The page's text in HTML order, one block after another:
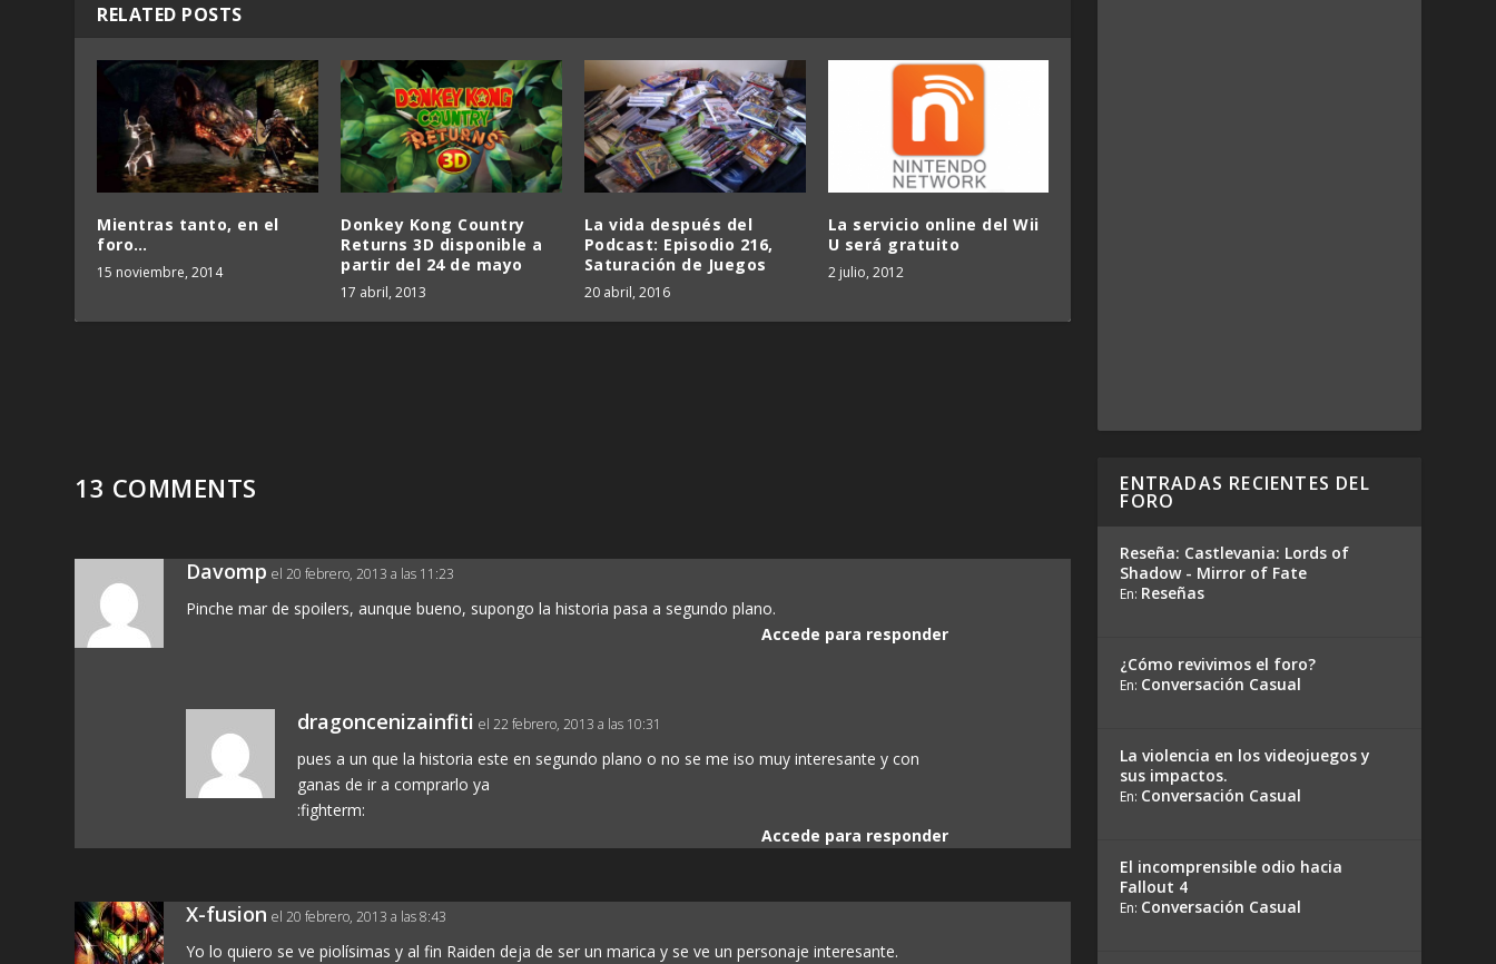
RELATED POSTS
Mientras tanto, en el
foro…
15 noviembre, 2014
Donkey Kong Country
Returns 3D disponible a
partir del 24 de mayo
17 abril, 2013
La vida después del
Podcast: Episodio 216,
Saturación de Juegos
20 abril, 2016
La servicio online del Wii
U será gratuito
2 julio, 2012
13 COMMENTS
Davomp el 20 febrero, 2013 a las 11:23
Pinche mar de spoilers, aunque bueno, supongo la historia pasa a segundo plano.
Accede para responder
dragoncenizainfiti el 22 febrero, 2013 a las 10:31
pues a un que la historia este en segundo plano o no se me iso muy interesante y con
ganas de ir a comprarlo ya
:fighterm:
Accede para responder
X-fusion el 20 febrero, 2013 a las 8:43
Yo lo quiero se ve piolísimas y al fin Raiden deja de ser un marica y se ve un personaje interesante.
ENTRADAS RECIENTES DEL
FORO
Reseña: Castlevania: Lords of
Shadow - Mirror of Fate
En: Reseñas
¿Cómo revivimos el foro?
En: Conversación Casual
La violencia en los videojuegos y
sus impactos.
En: Conversación Casual
El incomprensible odio hacia
Fallout 4
En: Conversación Casual